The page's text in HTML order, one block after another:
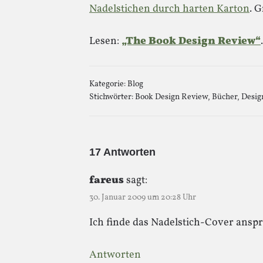
Nadelstichen durch harten Karton.
Lesen: „The Book Design Review“.
Kategorie:Blog
Stichwörter:Book Design Review, Bücher,
17 Antworten
fareussagt:
30. Januar 2009 um 20:28 Uhr
Ich finde das Nadelstich-Cover
Antworten